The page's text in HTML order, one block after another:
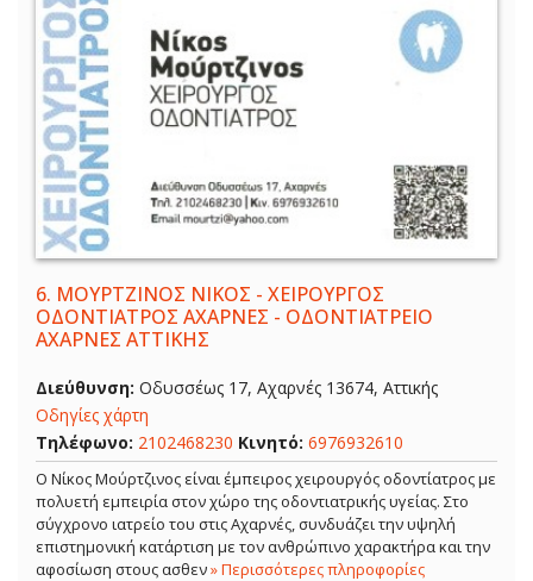
6. ΜΟΥΡΤΖΙΝΟΣ ΝΙΚΟΣ - ΧΕΙΡΟΥΡΓΟΣ
ΟΔΟΝΤΙΑΤΡΟΣ ΑΧΑΡΝΕΣ - ΟΔΟΝΤΙΑΤΡΕΙΟ
ΑΧΑΡΝΕΣ ΑΤΤΙΚΗΣ
Διεύθυνση: Οδυσσέως 17, Αχαρνές 13674, Αττικής
Οδηγίες χάρτη
Τηλέφωνο: 2102468230 Κινητό: 6976932610
Ο Νίκος Μούρτζινος είναι έμπειρος χειρουργός οδοντίατρος με
πολυετή εμπειρία στον χώρο της οδοντιατρικής υγείας. Στο
σύγχρονο ιατρείο του στις Αχαρνές, συνδυάζει την υψηλή
επιστημονική κατάρτιση με τον ανθρώπινο χαρακτήρα και την
αφοσίωση στους ασθεν» Περισσότερες πληροφορίες